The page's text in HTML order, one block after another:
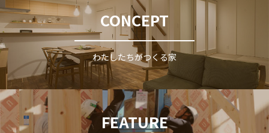
CONCEPT
わたしたちがつくる家
FEATURE